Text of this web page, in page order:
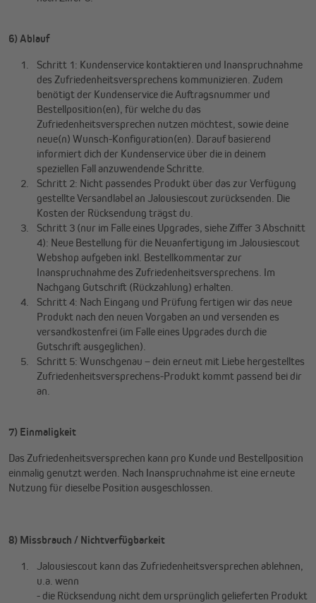
6) Ablauf
Schritt 1: Kundenservice kontaktieren und Inanspruchnahme
des Zufriedenheitsversprechens kommunizieren. Zudem
benötigt der Kundenservice die Auftragsnummer und
Bestellposition(en), für welche du das
Zufriedenheitsversprechen nutzen möchtest, sowie deine
neue(n) Wunsch-Konfiguration(en). Darauf basierend
informiert dich der Kundenservice über die in deinem
speziellen Fall anzuwendende Schritte.
Schritt 2: Nicht passendes Produkt über das zur Verfügung
gestellte Versandlabel an Jalousiescout zurücksenden. Die
Kosten der Rücksendung trägst du.
Schritt 3 (nur im Falle eines Upgrades, siehe Ziffer 3 Abschnitt
4): Neue Bestellung für die Neuanfertigung im Jalousiescout
Webshop aufgeben inkl. Bestellkommentar zur
Inanspruchnahme des Zufriedenheitsversprechens. Im
Nachgang Gutschrift (Rückzahlung) erhalten.
Schritt 4: Nach Eingang und Prüfung fertigen wir das neue
Produkt nach den neuen Vorgaben an und versenden es
versandkostenfrei (im Falle eines Upgrades durch die
Gutschrift ausgeglichen).
Schritt 5: Wunschgenau – dein erneut mit Liebe hergestelltes
Zufriedenheitsversprechens-Produkt kommt passend bei dir
an.
7) Einmaligkeit
Das Zufriedenheitsversprechen kann pro Kunde und Bestellposition
einmalig genutzt werden. Nach Inanspruchnahme ist eine erneute
Nutzung für dieselbe Position ausgeschlossen.
8) Missbrauch / Nichtverfügbarkeit
Jalousiescout kann das Zufriedenheitsversprechen ablehnen,
u.a. wenn
- die Rücksendung nicht dem ursprünglich gelieferten Produkt